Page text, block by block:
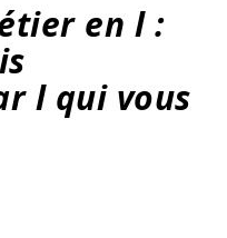
en l :
l qui vous